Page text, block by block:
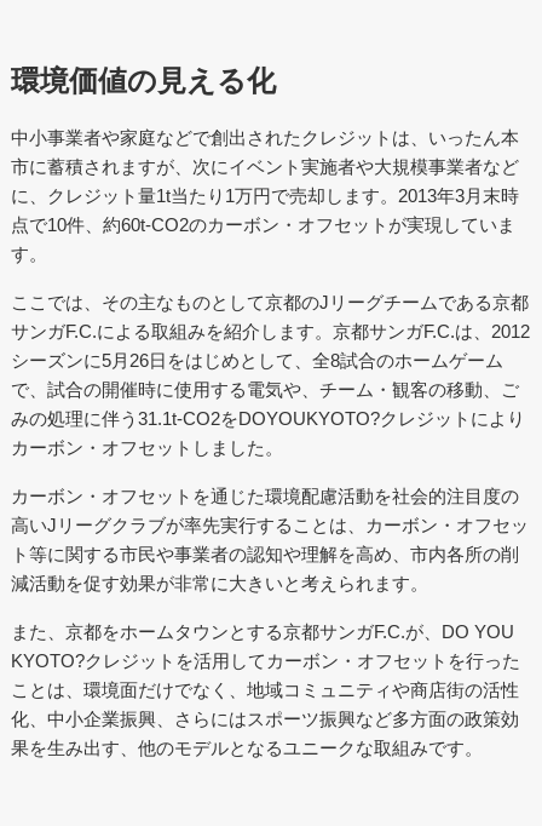
環境価値の見える化
中小事業者や家庭などで創出されたクレジットは、いったん本
市に蓄積されますが、次にイベント実施者や大規模事業者など
に、クレジット量1t当たり1万円で売却します。2013年3月末時
点で10件、約60t-CO2のカーボン・オフセットが実現していま
す。
ここでは、その主なものとして京都のJリーグチームである京都
サンガF.C.による取組みを紹介します。京都サンガF.C.は、2012
シーズンに5月26日をはじめとして、全8試合のホームゲーム
で、試合の開催時に使用する電気や、チーム・観客の移動、ご
みの処理に伴う31.1t-CO2をDOYOUKYOTO?クレジットにより
カーボン・オフセットしました。
カーボン・オフセットを通じた環境配慮活動を社会的注目度の
高いJリーグクラブが率先実行することは、カーボン・オフセッ
ト等に関する市民や事業者の認知や理解を高め、市内各所の削
減活動を促す効果が非常に大きいと考えられます。
また、京都をホームタウンとする京都サンガF.C.が、DO YOU
KYOTO?クレジットを活用してカーボン・オフセットを行った
ことは、環境面だけでなく、地域コミュニティや商店街の活性
化、中小企業振興、さらにはスポーツ振興など多方面の政策効
果を生み出す、他のモデルとなるユニークな取組みです。